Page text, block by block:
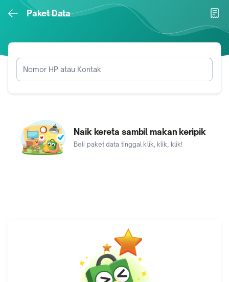
Paket Data
Nomor HP atau Kontak
Naik kereta sambil makan keripik
Beli paket data tinggal klik, klik, klik!